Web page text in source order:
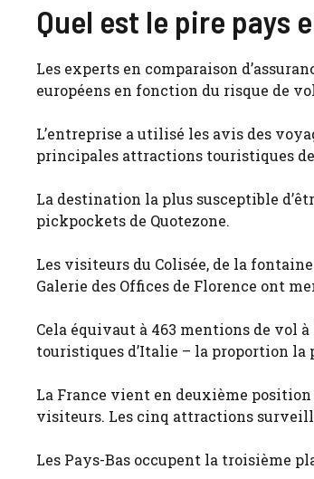
Quel est le pire pays
Les experts en comparaison
européens en fonction du risque de
L’entreprise a utilisé les avis des
principales attractions touristiques
La destination la plus susceptible
pickpockets de Quotezone.
Les visiteurs du Colisée, de la
Galerie des Offices de Florence ont
Cela équivaut à 463 mentions de vol
touristiques d’Italie – la proportion la
La France vient en deuxième
visiteurs. Les cinq attractions
Les Pays-Bas occupent la troisième